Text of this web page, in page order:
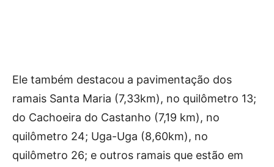
Ele também destacou a pavimentação dos
ramais Santa Maria (7,33km), no quilômetro 13;
do Cachoeira do Castanho (7,19 km), no
quilômetro 24; Uga-Uga (8,60km), no
quilômetro 26; e outros ramais que estão em